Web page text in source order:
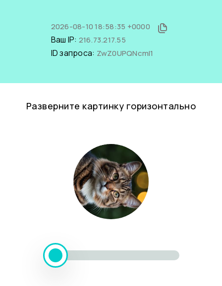
2026-08-10 18:58:35 +0000
Ваш IP: 216.73.217.55
ID запроса: ZwZ0UPQNcmI1
Разверните картинку горизонтально